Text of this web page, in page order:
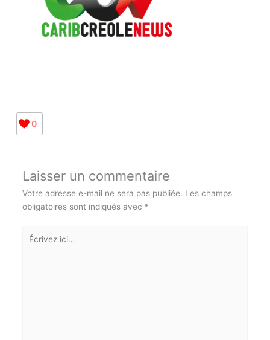
0
Laisser un commentaire
Votre adresse e-mail ne sera pas publiée. Les champs
obligatoires sont indiqués avec *
Écrivez
ici…